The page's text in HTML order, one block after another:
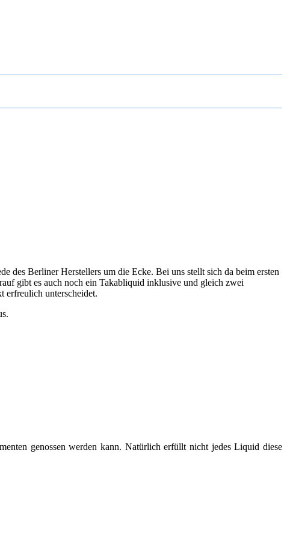
des Berliner Herstellers um die Ecke. Bei uns stellt sich da beim ersten
gibt es auch noch ein Takabliquid inklusive und gleich zwei
erfreulich unterscheidet.
genossen werden kann. Natürlich erfüllt nicht jedes Liquid diese